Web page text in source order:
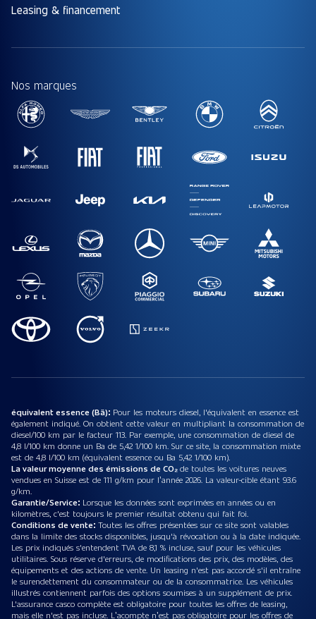
Leasing & financement
Nos marques
équivalent essence (Bä): Pour les moteurs diesel, l'équivalent en essence est
également indiqué. On obtient cette valeur en multipliant la consommation de
diesel/100 km par le facteur 113. Par exemple, une consommation de diesel de
4,8 l/100 km donne un Ba de 5,42 1/100 km. Sur ce site, la consommation mixte
est de 4,8 l/100 km (équivalent essence ou Ba 5,42 1/100 km).
La valeur moyenne des émissions de CO₂de toutes les voitures neuves
vendues en Suisse est de 111 g/km pour l’année 2026. La valeur-cible étant 93.6
g/km.
Garantie/Service: Lorsque les données sont exprimées en années ou en
kilomètres, c'est toujours le premier résultat obtenu qui fait foi.
Conditions de vente: Toutes les offres présentées sur ce site sont valables
dans la limite des stocks disponibles, jusqu'à révocation ou à la date indiquée.
Les prix indiqués s'entendent TVA de 8,1 % incluse, sauf pour les véhicules
utilitaires. Sous réserve d'erreurs, de modifications des prix, des modèles, des
équipements et des actions de vente. Un leasing n'est pas accordé s'il entraîne
le surendettement du consommateur ou de la consommatrice. Les véhicules
illustrés contiennent parfois des options soumises à un supplément de prix.
L'assurance casco complète est obligatoire pour toutes les offres de leasing,
mais elle n'est pas incluse. L’acompte n’est pas obligatoire pour les offres de